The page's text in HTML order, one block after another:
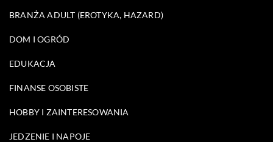
BRANŻA ADULT (EROTYKA, HAZARD)
DOM I OGRÓD
EDUKACJA
FINANSE OSOBISTE
HOBBY I ZAINTERESOWANIA
JEDZENIE I NAPOJE